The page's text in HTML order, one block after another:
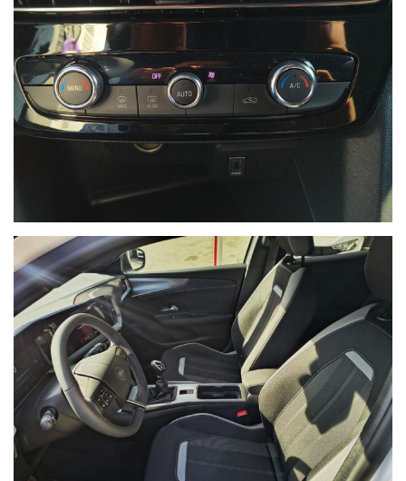
finalità
marketing
Invia
informazioni
saranno
condivise
con
terze